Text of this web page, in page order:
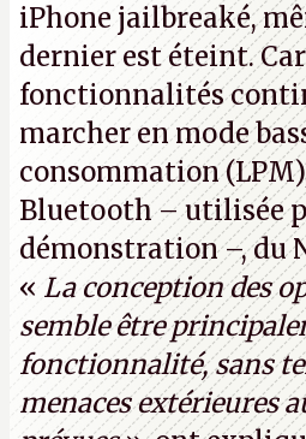
iPhone jailbreaké,
dernier est éteint.
fonctionnalités
marcher en mode
consommation
Bluetooth – utilisée
démonstration –, du
« La conception des
semble être
fonctionnalité, sans
menaces extérieures